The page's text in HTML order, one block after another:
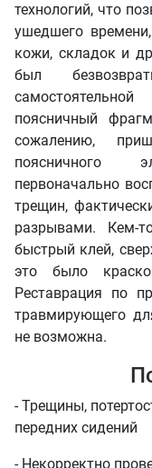
технологий, что
ушедшего
кожи, складок и
был
поясничный
сожалению,
поясничного
первоначально
трещин,
разрывами. Кем-
быстрый клей,
это было
Реставрация по
травмирующего
не возможна.
- Трещины,
передних сидений
- Некорректно